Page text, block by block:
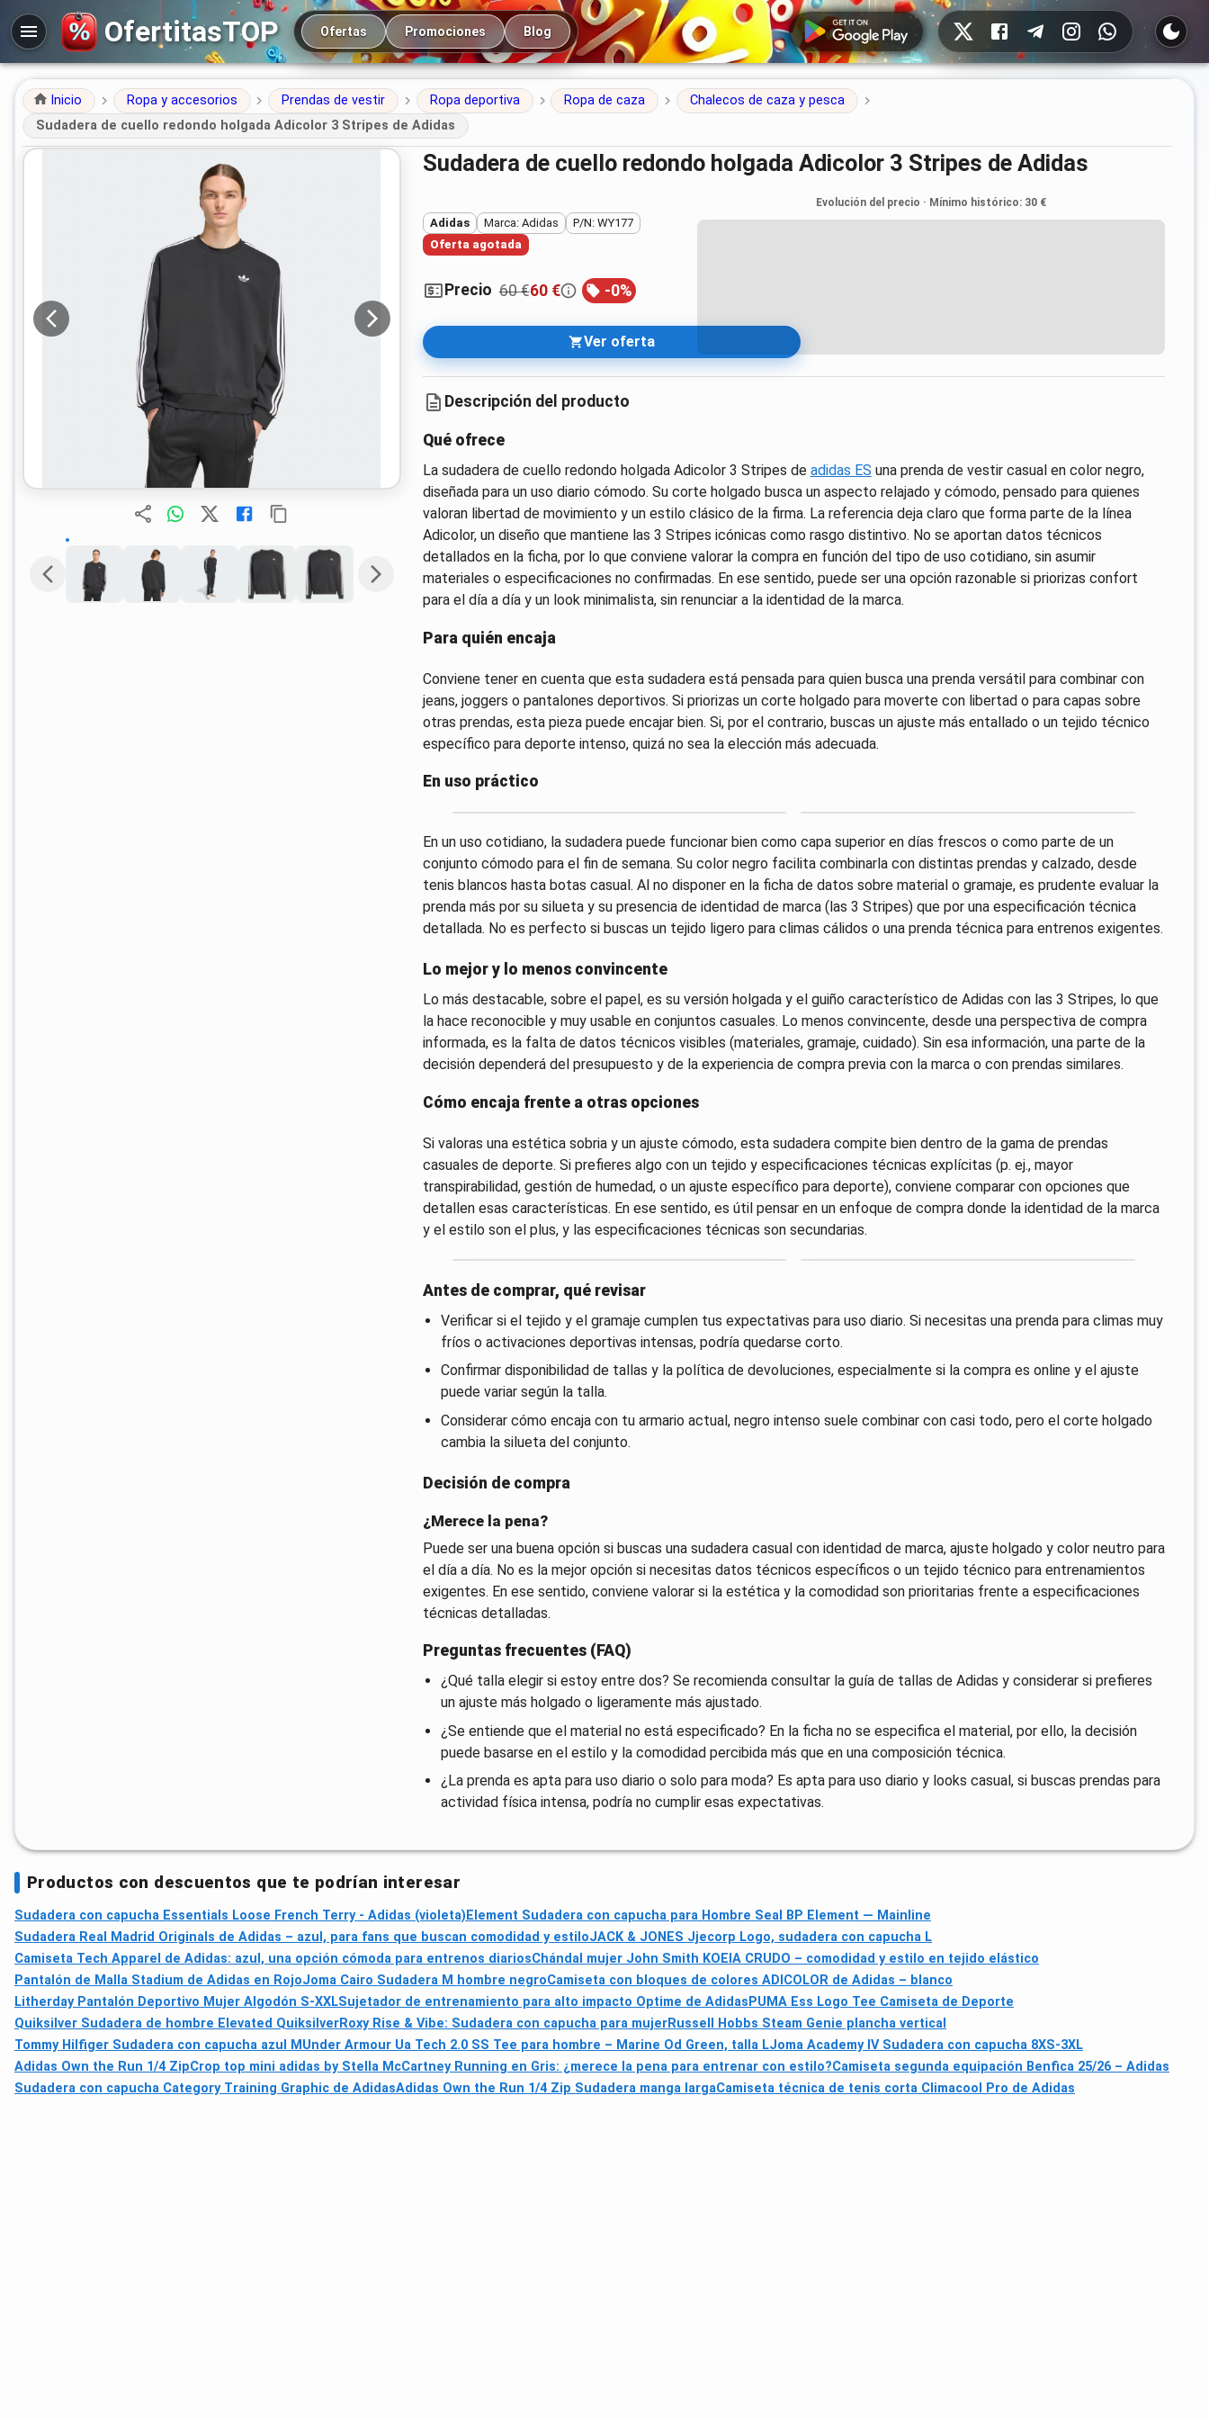
OfertitasTOP Navegación principal
Ofertas Promociones Blog
Redes sociales
Inicio Ropa y accesorios Prendas de vestir Ropa deportiva Ropa de caza
Chalecos de caza y pesca
Sudadera de cuello redondo holgada Adicolor 3 Stripes de Adidas
Sudadera de cuello redondo holgada Adicolor 3 Stripes de Adidas
Adidas Marca: Adidas
P/N: WY177
Oferta agotada
Precio 60 €60 € -0%
Ver oferta
Evolución del precio · Mínimo histórico: 30 €
Descripción del producto
Qué ofrece
La sudadera de cuello redondo holgada Adicolor 3 Stripes de adidas ES una prenda de vestir casual en color negro,
diseñada para un uso diario cómodo. Su corte holgado busca un aspecto relajado y cómodo, pensado para quienes
valoran libertad de movimiento y un estilo clásico de la firma. La referencia deja claro que forma parte de la línea
Adicolor, un diseño que mantiene las 3 Stripes icónicas como rasgo distintivo. No se aportan datos técnicos
detallados en la ficha, por lo que conviene valorar la compra en función del tipo de uso cotidiano, sin asumir
materiales o especificaciones no confirmadas. En ese sentido, puede ser una opción razonable si priorizas confort
para el día a día y un look minimalista, sin renunciar a la identidad de la marca.
Para quién encaja
Conviene tener en cuenta que esta sudadera está pensada para quien busca una prenda versátil para combinar con
jeans, joggers o pantalones deportivos. Si priorizas un corte holgado para moverte con libertad o para capas sobre
otras prendas, esta pieza puede encajar bien. Si, por el contrario, buscas un ajuste más entallado o un tejido técnico
específico para deporte intenso, quizá no sea la elección más adecuada.
En uso práctico
En un uso cotidiano, la sudadera puede funcionar bien como capa superior en días frescos o como parte de un
conjunto cómodo para el fin de semana. Su color negro facilita combinarla con distintas prendas y calzado, desde
tenis blancos hasta botas casual. Al no disponer en la ficha de datos sobre material o gramaje, es prudente evaluar la
prenda más por su silueta y su presencia de identidad de marca (las 3 Stripes) que por una especificación técnica
detallada. No es perfecto si buscas un tejido ligero para climas cálidos o una prenda técnica para entrenos exigentes.
Lo mejor y lo menos convincente
Lo más destacable, sobre el papel, es su versión holgada y el guiño característico de Adidas con las 3 Stripes, lo que
la hace reconocible y muy usable en conjuntos casuales. Lo menos convincente, desde una perspectiva de compra
informada, es la falta de datos técnicos visibles (materiales, gramaje, cuidado). Sin esa información, una parte de la
decisión dependerá del presupuesto y de la experiencia de compra previa con la marca o con prendas similares.
Cómo encaja frente a otras opciones
Si valoras una estética sobria y un ajuste cómodo, esta sudadera compite bien dentro de la gama de prendas
casuales de deporte. Si prefieres algo con un tejido y especificaciones técnicas explícitas (p. ej., mayor
transpirabilidad, gestión de humedad, o un ajuste específico para deporte), conviene comparar con opciones que
detallen esas características. En ese sentido, es útil pensar en un enfoque de compra donde la identidad de la marca
y el estilo son el plus, y las especificaciones técnicas son secundarias.
Antes de comprar, qué revisar
Verificar si el tejido y el gramaje cumplen tus expectativas para uso diario. Si necesitas una prenda para climas muy
fríos o activaciones deportivas intensas, podría quedarse corto.
Confirmar disponibilidad de tallas y la política de devoluciones, especialmente si la compra es online y el ajuste
puede variar según la talla.
Considerar cómo encaja con tu armario actual, negro intenso suele combinar con casi todo, pero el corte holgado
cambia la silueta del conjunto.
Decisión de compra
¿Merece la pena?
Puede ser una buena opción si buscas una sudadera casual con identidad de marca, ajuste holgado y color neutro para
el día a día. No es la mejor opción si necesitas datos técnicos específicos o un tejido técnico para entrenamientos
exigentes. En ese sentido, conviene valorar si la estética y la comodidad son prioritarias frente a especificaciones
técnicas detalladas.
Preguntas frecuentes (FAQ)
¿Qué talla elegir si estoy entre dos? Se recomienda consultar la guía de tallas de Adidas y considerar si prefieres
un ajuste más holgado o ligeramente más ajustado.
¿Se entiende que el material no está especificado? En la ficha no se especifica el material, por ello, la decisión
puede basarse en el estilo y la comodidad percibida más que en una composición técnica.
¿La prenda es apta para uso diario o solo para moda? Es apta para uso diario y looks casual, si buscas prendas para
actividad física intensa, podría no cumplir esas expectativas.
Productos con descuentos que te podrían interesar
Sudadera con capucha Essentials Loose French Terry - Adidas (violeta) Element Sudadera con capucha para Hombre Seal BP Element — Mainline
Sudadera Real Madrid Originals de Adidas – azul, para fans que buscan comodidad y estiloJACK & JONES Jjecorp Logo, sudadera con capucha L
Camiseta Tech Apparel de Adidas: azul, una opción cómoda para entrenos diariosChándal mujer John Smith KOEIA CRUDO – comodidad y estilo en tejido elástico
Pantalón de Malla Stadium de Adidas en RojoJoma Cairo Sudadera M hombre negroCamiseta con bloques de colores ADICOLOR de Adidas – blanco
Litherday Pantalón Deportivo Mujer Algodón S-XXLSujetador de entrenamiento para alto impacto Optime de Adidas PUMA Ess Logo Tee Camiseta de Deporte
Quiksilver Sudadera de hombre Elevated QuiksilverRoxy Rise & Vibe: Sudadera con capucha para mujerRussell Hobbs Steam Genie plancha vertical
Tommy Hilfiger Sudadera con capucha azul M Under Armour Ua Tech 2.0 SS Tee para hombre – Marine Od Green, talla LJoma Academy IV Sudadera con capucha 8XS-3XL
Adidas Own the Run 1/4 ZipCrop top mini adidas by Stella McCartney Running en Gris: ¿merece la pena para entrenar con estilo?Camiseta segunda equipación Benfica 25/26 – Adidas
Sudadera con capucha Category Training Graphic de AdidasAdidas Own the Run 1/4 Zip Sudadera manga largaCamiseta técnica de tenis corta Climacool Pro de Adidas